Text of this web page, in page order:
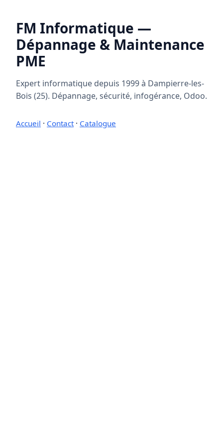
FM Informatique —
Dépannage & Maintenance
PME
Expert informatique depuis 1999 à Dampierre-les-
Bois (25). Dépannage, sécurité, infogérance, Odoo.
Accueil · Contact· Catalogue